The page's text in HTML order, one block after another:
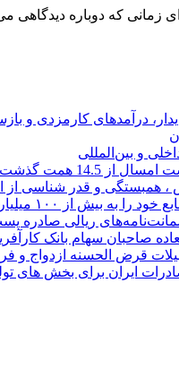
زمانی که دوباره دیدگاهی
درآمدهای کارمزدی و
و بین‌المللی
14.5 همت گذشت
، همبستگی و قدر شناسی
صاحبان سهام بانک